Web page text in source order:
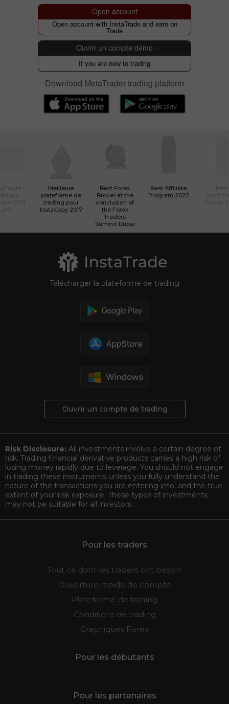
Open account
Open account with InstaTrade and earn on
Trade
Ouvrir un compte démo
If you are new to trading
Download MetaTrader trading platform
Meilleure
plateforme de
trading pour
InstaCopy 2017
Best Forex
Broker at the
conclusion of
the Forex
Traders
Summit Dubai
Best Affiliate
Program 2022
Télécharger la plateforme de trading
Ouvrir un compte de trading
Risk Disclosure: All investments involve a certain degree of
risk. Trading financial derivative products carries a high risk of
losing money rapidly due to leverage. You should not engage
in trading these instruments unless you fully understand the
nature of the transactions you are entering into, and the true
extent of your risk exposure. These types of investments
may not be suitable for all investors.
Pour les traders
Tout ce dont les traders ont besoin
Ouverture rapide de compte
Plateforme de trading
Conditions de trading
Graphiques Forex
Pour les débutants
Pour les partenaires